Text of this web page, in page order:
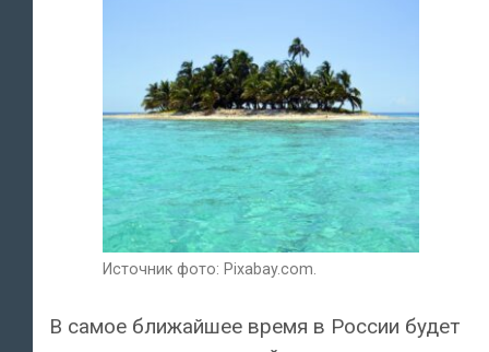
Источник фото: Pixabay.com.
В самое ближайшее время в России будет